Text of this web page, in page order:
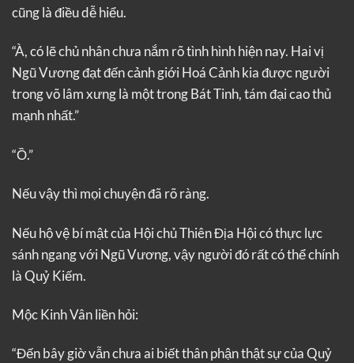
cũng là điều dễ hiểu.
“À, có lẽ chủ nhân chưa nắm rõ tình hình hiện nay. Hai vị
Ngũ Vương đạt đến cảnh giới Hoá Cảnh kia được người
trong võ lâm xưng là một trong Bát Tinh, tám đại cao thủ
mạnh nhất.”
“Ồ.”
Nếu vậy thì mọi chuyện đã rõ ràng.
Nếu hộ vệ bí mật của Hội chủ Thiên Địa Hội có thực lực
sánh ngang với Ngũ Vương, vậy người đó rất có thể chính
là Quỷ Kiếm.
Mộc Kinh Vân liền hỏi:
“Đến bây giờ vẫn chưa ai biết thân phận thật sự của Quỷ